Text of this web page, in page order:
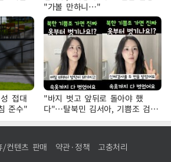
"가볼 만하니…"
접대
준수"
"바지 벗고 앞뒤로 돌아야 했
다"…탈북민 김서아, 기쁨조 검사
수치심 회상
/컨텐츠 판매 약관·정책 고충처리